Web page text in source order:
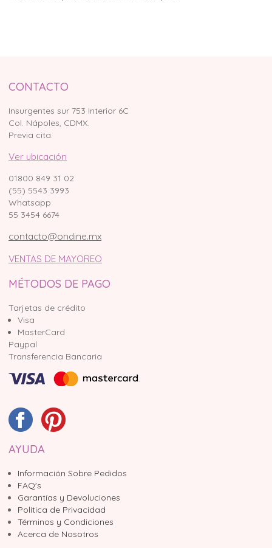
CONTACTO
Insurgentes sur 753 Interior 6C
Col. Nápoles, CDMX.
Previa cita.
Ver ubicación
01800 849 31 02
(55) 5543 3993
Whatsapp
55 3454 6674
contacto@ondine.mx
VENTAS DE MAYOREO
MÉTODOS DE PAGO
Tarjetas de crédito
Visa
MasterCard
Paypal
Transferencia Bancaria
AYUDA
Información Sobre Pedidos
FAQ's
Garantías y Devoluciones
Política de Privacidad
Términos y Condiciones
Acerca de Nosotros